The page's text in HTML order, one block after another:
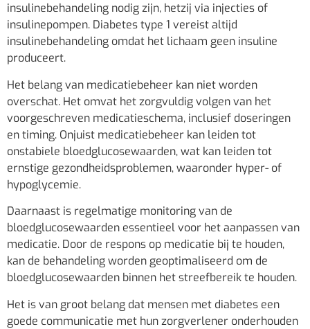
insulinebehandeling nodig zijn, hetzij via injecties of
insulinepompen. Diabetes type 1 vereist altijd
insulinebehandeling omdat het lichaam geen insuline
produceert.
Het belang van medicatiebeheer kan niet worden
overschat. Het omvat het zorgvuldig volgen van het
voorgeschreven medicatieschema, inclusief doseringen
en timing. Onjuist medicatiebeheer kan leiden tot
onstabiele bloedglucosewaarden, wat kan leiden tot
ernstige gezondheidsproblemen, waaronder hyper- of
hypoglycemie.
Daarnaast is regelmatige monitoring van de
bloedglucosewaarden essentieel voor het aanpassen van
medicatie. Door de respons op medicatie bij te houden,
kan de behandeling worden geoptimaliseerd om de
bloedglucosewaarden binnen het streefbereik te houden.
Het is van groot belang dat mensen met diabetes een
goede communicatie met hun zorgverlener onderhouden